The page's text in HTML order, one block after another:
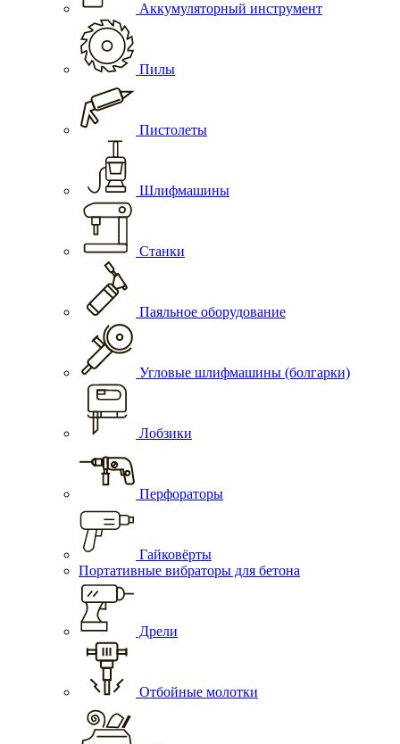
Аккумуляторный инструмент
Пилы
Пистолеты
Шлифмашины
Станки
Паяльное оборудование
Угловые шлифмашины (болгарки)
Лобзики
Перфораторы
Гайковёрты
Портативные вибраторы для бетона
Дрели
Отбойные молотки